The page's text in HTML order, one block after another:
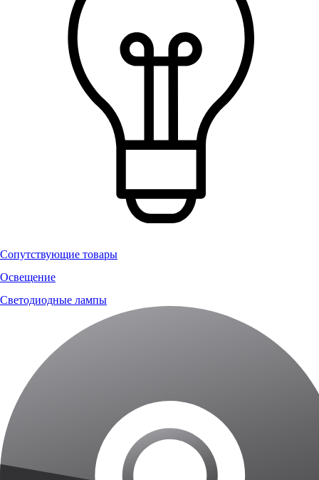
Сопутствующие товары
Освещение
Светодиодные лампы